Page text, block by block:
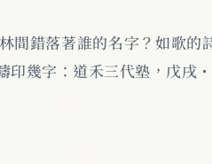
錯落著誰的名字？如歌
幾字：道禾三代塾，戊戌